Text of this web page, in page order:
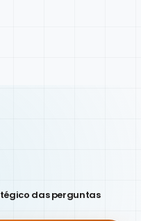
das perguntas